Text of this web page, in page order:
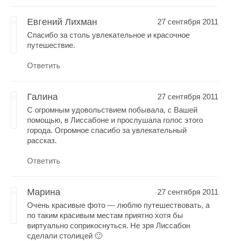
Евгений Лихман
27 сентября 2011
Спасибо за столь увлекательное и красочное
путешествие.
Ответить
Галина
27 сентября 2011
С огромным удовольствием побывала, с Вашей
помощью, в Лиссабоне и прослушала голос этого
города. Огромное спасибо за увлекательный
рассказ.
Ответить
Марина
27 сентября 2011
Очень красивые фото — люблю путешествовать, а
по таким красивым местам приятно хотя бы
виртуально соприкоснуться. Не зря Лиссабон
сделали столицей 🙂